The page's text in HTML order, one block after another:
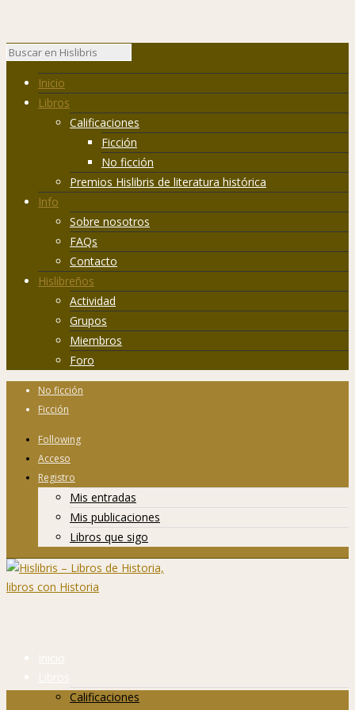
Inicio
Libros
Calificaciones
Ficción
No ficción
Premios Hislibris de literatura histórica
Info
Sobre nosotros
FAQs
Contacto
Hislibreños
Actividad
Grupos
Miembros
Foro
No ficción
Ficción
Following
Acceso
Registro
Mis entradas
Mis publicaciones
Libros que sigo
Inicio
Libros
Calificaciones